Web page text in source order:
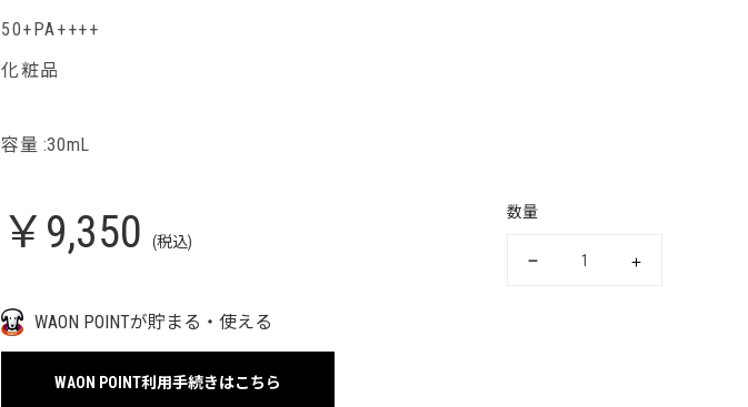
50+PA++++
化粧品
容量 :30mL
￥9,350 (税込)
数量
WAON POINTが貯まる・使える
WAON POINT利用手続きはこちら